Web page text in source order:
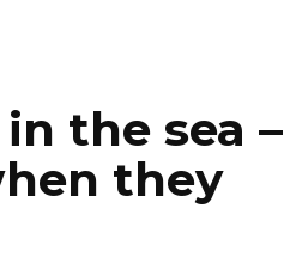
the sea –
they